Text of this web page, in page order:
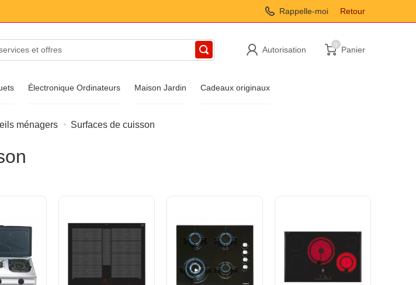
Rappelle-moi Retour
Autorisation
0
Panier
Électronique Ordinateurs Maison Jardin Cadeaux originaux
ménagers Surfaces de cuisson